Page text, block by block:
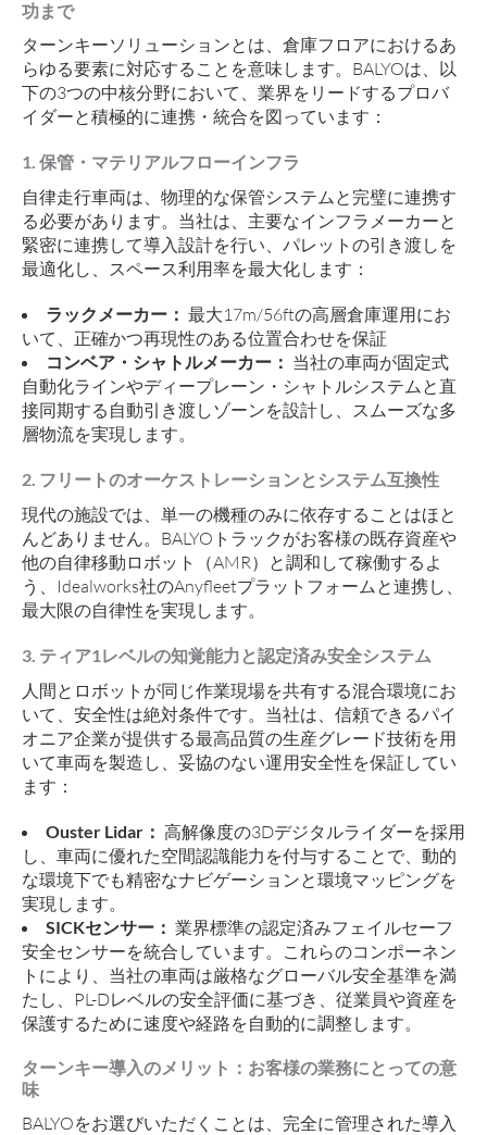
功まで
ターンキーソリューションとは、倉庫フロアにおけるあ
らゆる要素に対応することを意味します。BALYOは、以
下の3つの中核分野において、業界をリードするプロバ
イダーと積極的に連携・統合を図っています：
1. 保管・マテリアルフローインフラ
自律走行車両は、物理的な保管システムと完璧に連携す
る必要があります。当社は、主要なインフラメーカーと
緊密に連携して導入設計を行い、パレットの引き渡しを
最適化し、スペース利用率を最大化します：
ラックメーカー： 最大17m/56ftの高層倉庫運用にお
いて、正確かつ再現性のある位置合わせを保証
コンベア・シャトルメーカー： 当社の車両が固定式
自動化ラインやディープレーン・シャトルシステムと直
接同期する自動引き渡しゾーンを設計し、スムーズな多
層物流を実現します。
2. フリートのオーケストレーションとシステム互換性
現代の施設では、単一の機種のみに依存することはほと
んどありません。BALYOトラックがお客様の既存資産や
他の自律移動ロボット（AMR）と調和して稼働するよ
う、Idealworks社のAnyfleetプラットフォームと連携し、
最大限の自律性を実現します。
3. ティア1レベルの知覚能力と認定済み安全システム
人間とロボットが同じ作業現場を共有する混合環境にお
いて、安全性は絶対条件です。当社は、信頼できるパイ
オニア企業が提供する最高品質の生産グレード技術を用
いて車両を製造し、妥協のない運用安全性を保証してい
ます：
Ouster Lidar： 高解像度の3Dデジタルライダーを採用
し、車両に優れた空間認識能力を付与することで、動的
な環境下でも精密なナビゲーションと環境マッピングを
実現します。
SICKセンサー： 業界標準の認定済みフェイルセーフ
安全センサーを統合しています。これらのコンポーネン
トにより、当社の車両は厳格なグローバル安全基準を満
たし、PL-Dレベルの安全評価に基づき、従業員や資産を
保護するために速度や経路を自動的に調整します。
ターンキー導入のメリット：お客様の業務にとっての意
味
BALYOをお選びいただくことは、完全に管理された導入